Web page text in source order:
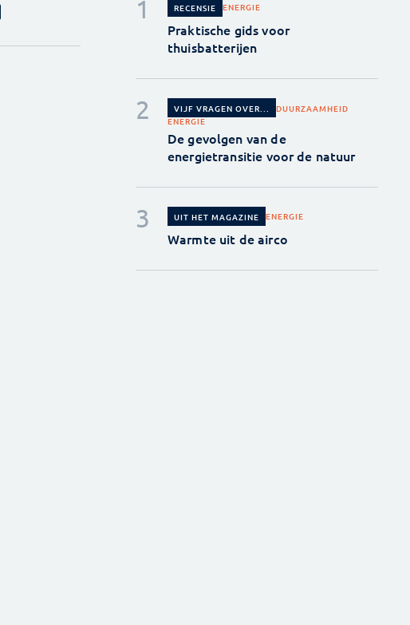
RECENSIE ENERGIE
Praktische gids voor
thuisbatterijen
VIJF VRAGEN OVER...
DUURZAAMHEID
ENERGIE
De gevolgen van de
energietransitie voor de natuur
UIT HET MAGAZINE ENERGIE
Warmte uit de airco